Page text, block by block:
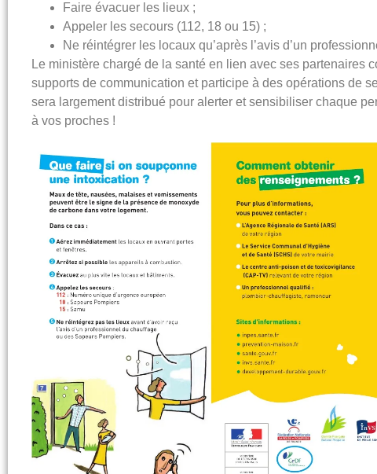
Faire évacuer les lieux ;
Appeler les secours (112, 18 ou 15) ;
Ne réintégrer les locaux qu’après l’avis d’un
Le ministère chargé de la santé en lien avec ses partenaires
supports de communication et participe à des opérations de
sera largement distribué pour alerter et sensibiliser chaque
à vos proches !